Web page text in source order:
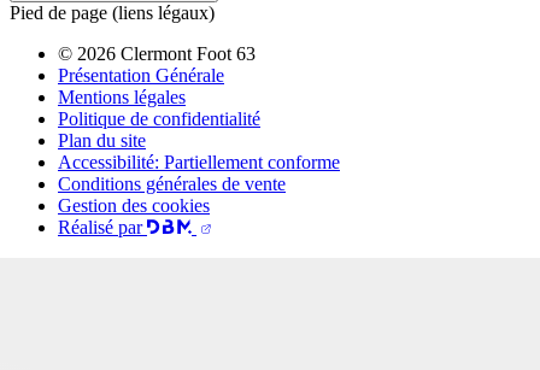
Pied de page (liens légaux)
© 2026 Clermont Foot 63
Présentation Générale
Mentions légales
Politique de confidentialité
Plan du site
Accessibilité: Partiellement conforme
Conditions générales de vente
Gestion des cookies
Réalisé par